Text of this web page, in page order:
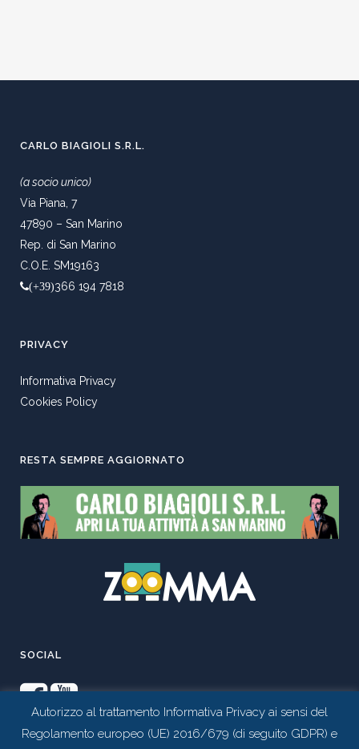
CARLO BIAGIOLI S.R.L.
(a socio unico)
Via Piana, 7
47890 – San Marino
Rep. di San Marino
C.O.E. SM19163
(+39)366 194 7818
PRIVACY
Informativa Privacy
Cookies Policy
RESTA SEMPRE AGGIORNATO
SOCIAL
Autorizzo al trattamento Informativa Privacy ai sensi del
Regolamento europeo (UE) 2016/679 (di seguito GDPR) e